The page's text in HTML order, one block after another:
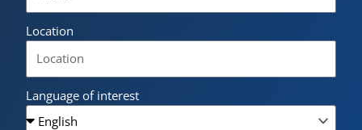
Location
Language of interest